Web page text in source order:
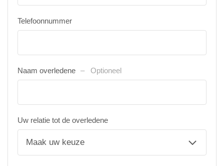
Telefoonnummer
Naam overledene Optioneel
Uw relatie tot de overledene